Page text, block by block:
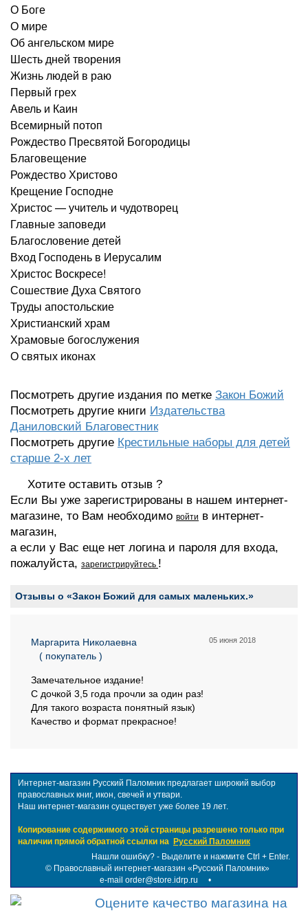
О Боге
О мире
Об ангельском мире
Шесть дней творения
Жизнь людей в раю
Первый грех
Авель и Каин
Всемирный потоп
Рождество Пресвятой Богородицы
Благовещение
Рождество Христово
Крещение Господне
Христос — учитель и чудотворец
Главные заповеди
Благословение детей
Вход Господень в Иерусалим
Христос Воскресе!
Сошествие Духа Святого
Труды апостольские
Христианский храм
Храмовые богослужения
О святых иконах
Посмотреть другие издания по метке Закон Божий
Посмотреть другие книги Издательства
Даниловский Благовестник
Посмотреть другие Крестильные наборы для детей
старше 2-х лет
Хотите оставить отзыв ?
Если Вы уже зарегистрированы в нашем интернет-
магазине, то Вам необходимо войти в интернет-
магазин,
а если у Вас еще нет логина и пароля для входа,
пожалуйста, зарегистрируйтесь !
Отзывы о «Закон Божий для самых маленьких.»
Маргарита Николаевна
( покупатель )
05 июня 2018
Замечательное издание!
С дочкой 3,5 года прочли за один раз!
Для такого возраста понятный язык)
Качество и формат прекрасное!
Интернет-магазин Русский Паломник предлагает широкий выбор
православных книг, икон, свечей и утвари.
Наш интернет-магазин существует уже более 19 лет.
Копирование содержимого этой страницы разрешено только при
наличии прямой обратной ссылки на Русский Паломник
Нашли ошибку? - Выделите и нажмите Ctrl + Enter.
© Православный интернет-магазин «Русский Паломник»
e-mail order@store.idrp.ru •